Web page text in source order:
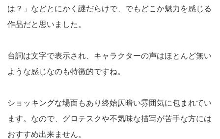
は？」などとにかく謎だらけで、でもどこか魅力を感じる
作品だと思いました。
台詞は文字で表示され、キャラクターの声はほとんど無い
ような感じなのも特徴的ですね。
ショッキングな場面もあり終始仄暗い雰囲気に包まれてい
ます。なので、グロテスクや不気味な描写が苦手な方には
おすすめ出来ません。